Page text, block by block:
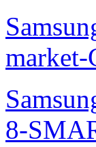
market-
8-